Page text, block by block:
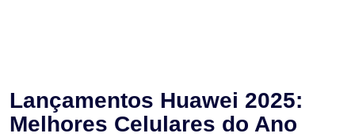
Lançamentos Huawei 2025:
Melhores Celulares do Ano